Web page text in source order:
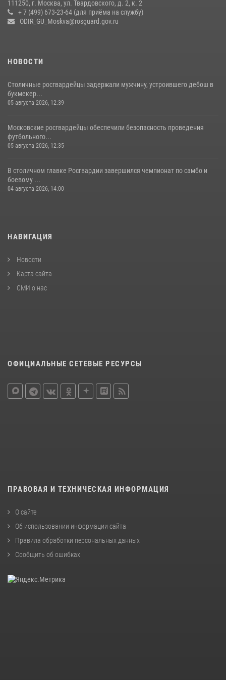
В спецподразделении столичного главка Росгвардии завершился
111250, г. Москва, ул. Твардовского, д. 2, к. 2
+ 7 (499) 673-23-64 (для приёма на службу)
ODIR_GU_Moskva@rosguard.gov.ru
НОВОСТИ
Столичные росгвардейцы задержали мужчину, устроившего дебош в
букмекер...
05 августа 2026, 12:39
Московские росгвардейцы обеспечили безопасность проведения
футбольного...
05 августа 2026, 12:35
В столичном главке Росгвардии завершился чемпионат по самбо и
боевому ...
04 августа 2026, 14:00
НАВИГАЦИЯ
Новости
Карта сайта
СМИ о нас
ОФИЦИАЛЬНЫЕ СЕТЕВЫЕ РЕСУРСЫ
ПРАВОВАЯ И ТЕХНИЧЕСКАЯ ИНФОРМАЦИЯ
О сайте
Об использовании информации сайта
Правила обработки персональных данных
Сообщить об ошибках